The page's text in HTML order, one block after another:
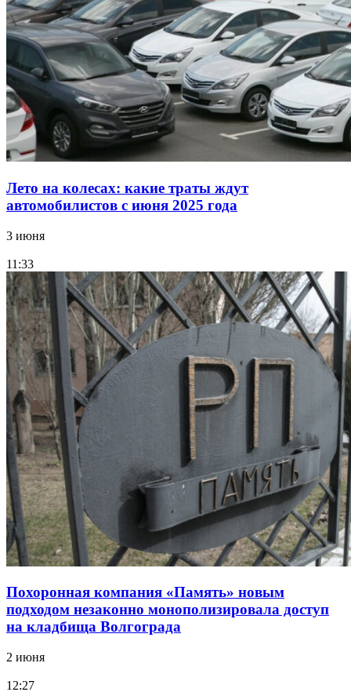
Лето на колесах: какие траты ждут
автомобилистов с июня 2025 года
3 июня
11:33
Похоронная компания «Память» новым
подходом незаконно монополизировала доступ
на кладбища Волгограда
2 июня
12:27